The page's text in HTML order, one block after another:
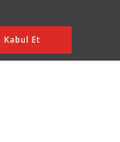
Düzenle
Kabul Et
sitenin tüm hakları